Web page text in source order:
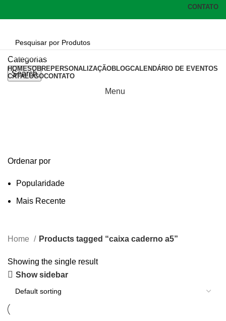
CONTATO
Categorias
Search
Menu
Categorias
HOMESOBREPERSONALIZAÇÃOBLOGCALENDÁRIO DE EVENTOS
CATÁLOGOCONTATO
Ordenar por
Popularidade
Mais Recente
Home Products tagged “caixa caderno a5”
Showing the single result
Show sidebar